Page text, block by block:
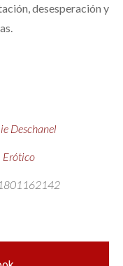
desesperación y
Deschanel
Erótico